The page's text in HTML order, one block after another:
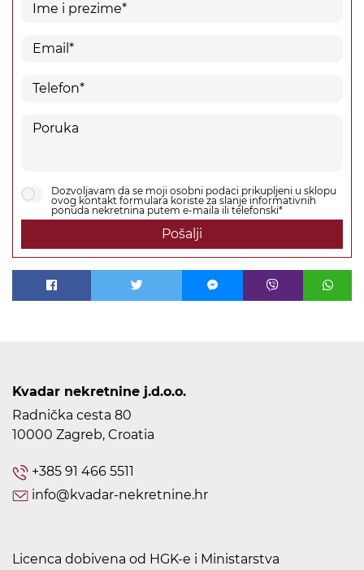
Dozvoljavam da se moji osobni podaci prikupljeni u sklopu
ovog kontakt formulara koriste za slanje informativnih
ponuda nekretnina putem e-maila ili telefonski*
Pošalji
Kvadar nekretnine j.d.o.o.
Radnička cesta 80
10000 Zagreb, Croatia
+385 91 466 5511
info@kvadar-nekretnine.hr
Licenca dobivena od HGK-e i Ministarstva